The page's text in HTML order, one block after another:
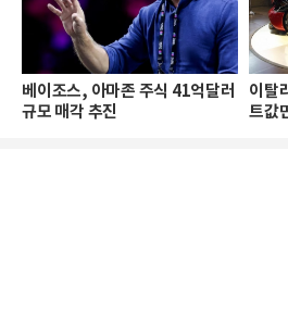
베이조스, 아마존 주식 41억달러
규모 매각 추진
이탈
트값